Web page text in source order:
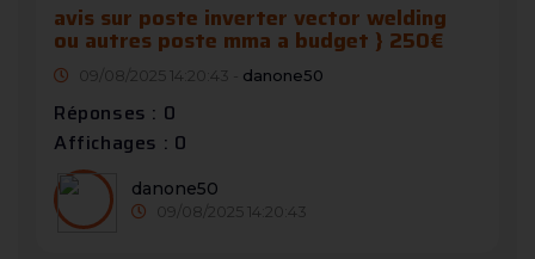
avis sur poste inverter vector welding
ou autres poste mma a budget } 250€
09/08/2025 14:20:43 - danone50
Réponses : 0
Affichages : 0
danone50
09/08/2025 14:20:43